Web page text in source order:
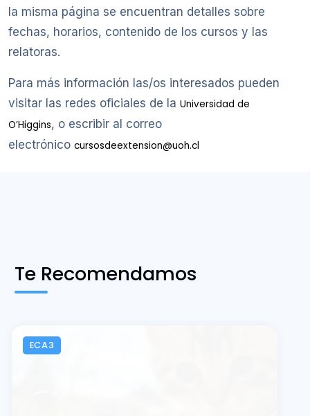
la misma página se encuentran detalles sobre
fechas, horarios, contenido de los cursos y las
relatoras.
Para más información las/os interesados pueden
visitar las redes oficiales de la Universidad de
O’Higgins, o escribir al correo
electrónico cursosdeextension@uoh.cl
Te Recomendamos
ECA3